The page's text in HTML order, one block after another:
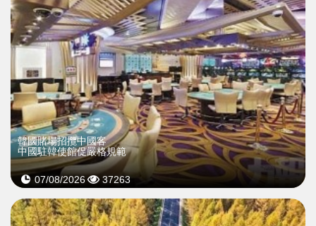
韓國賭場招攬中國客
中國駐韓使館促嚴格規範
07/08/2026 37263